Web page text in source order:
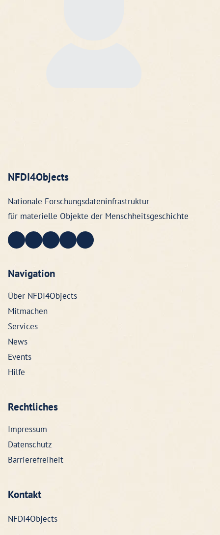
NFDI4Objects
Nationale Forschungsdateninfrastruktur
für materielle Objekte der Menschheitsgeschichte
Navigation
Über NFDI4Objects
Mitmachen
Services
News
Events
Hilfe
Rechtliches
Impressum
Datenschutz
Barrierefreiheit
Kontakt
NFDI4Objects